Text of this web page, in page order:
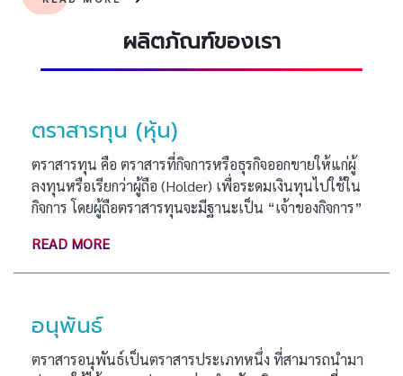
ผลิตภัณฑ์ของเรา
ตราสารทุน (หุ้น)
ตราสารทุน คือ ตราสารที่กิจการหรือธุรกิจออกขายให้แก่ผู้
ลงทุนหรือเรียกว่าผู้ถือ (Holder) เพื่อระดมเงินทุนไปใช้ใน
กิจการ โดยผู้ถือตราสารทุนจะมีฐานะเป็น “เจ้าของกิจการ”
READ MORE
อนุพันธ์
​​​​​​​ตราสารอนุพันธ์เป็นตราสารประเภทหนึ่ง ที่สามารถนำมา